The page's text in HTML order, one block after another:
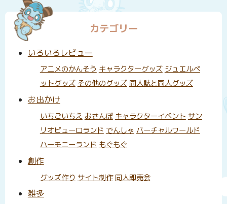
カテゴリー
いろいろレビュー
アニメのかんそう キャラクターグッズ ジュエルペ
ットグッズ その他のグッズ 同人誌と同人グッズ
お出かけ
いちごいちえ おさんぽ キャラクターイベント サン
リオピューロランド でんしゃ バーチャルワールド
ハーモニーランド もぐもぐ
創作
グッズ作り サイト制作 同人即売会
雑多